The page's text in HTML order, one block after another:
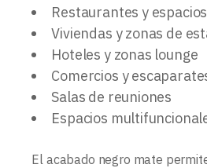
Restaurantes y
Viviendas y zonas de
Hoteles y zonas lounge
Comercios y
Salas de reuniones
Espacios
El acabado negro mate